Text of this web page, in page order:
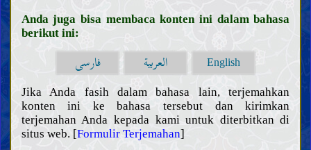
Anda juga bisa membaca konten ini dalam bahasa
berikut ini:
فارسی العربية English
Jika Anda fasih dalam bahasa lain, terjemahkan
konten ini ke bahasa tersebut dan kirimkan
terjemahan Anda kepada kami untuk diterbitkan di
situs web. [Formulir Terjemahan]
Nasihat dan wejangan
Keutamaan moral dan keburukannya
Hukum
Prinsip dan panduan fiqih
Bersuci dan najis
Janabah, haid, nifas, istihadah, dan menopause
Pengobatan dan perawatan
Pakaian dan perhiasan